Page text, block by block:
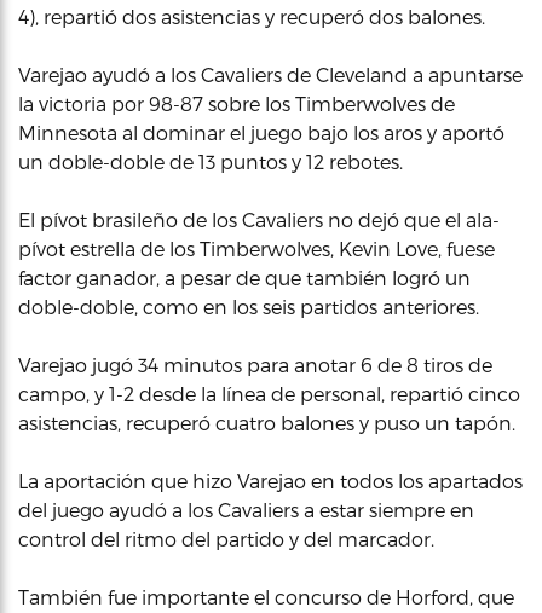
4), repartió dos asistencias y recuperó dos balones.
Varejao ayudó a los Cavaliers de Cleveland a apuntarse
la victoria por 98-87 sobre los Timberwolves de
Minnesota al dominar el juego bajo los aros y aportó
un doble-doble de 13 puntos y 12 rebotes.
El pívot brasileño de los Cavaliers no dejó que el ala-
pívot estrella de los Timberwolves, Kevin Love, fuese
factor ganador, a pesar de que también logró un
doble-doble, como en los seis partidos anteriores.
Varejao jugó 34 minutos para anotar 6 de 8 tiros de
campo, y 1-2 desde la línea de personal, repartió cinco
asistencias, recuperó cuatro balones y puso un tapón.
La aportación que hizo Varejao en todos los apartados
del juego ayudó a los Cavaliers a estar siempre en
control del ritmo del partido y del marcador.
También fue importante el concurso de Horford, que